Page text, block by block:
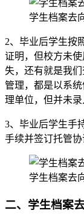
学生档案去
2、毕业后学生按
证明，但校方未
失，还有就是我
管理，都是以系
理单位，但并未录
3、毕业后学生手
手续并签订托管协
学生档案去
二、 学生档案